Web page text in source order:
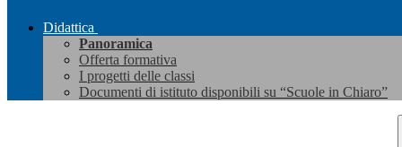
Didattica
Panoramica
Offerta formativa
I progetti delle classi
Documenti di istituto disponibili su “Scuole in Chiaro”